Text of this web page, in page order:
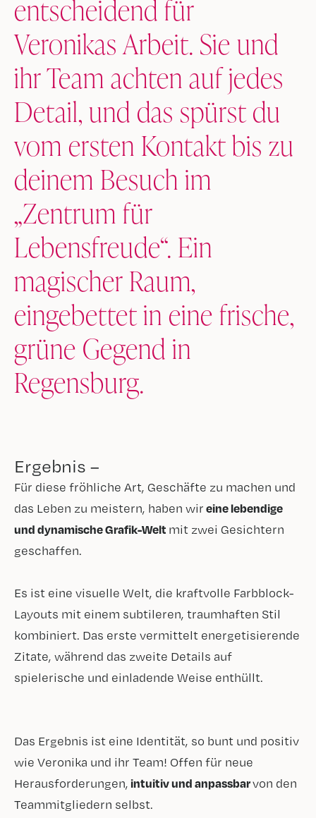
entscheidend für
Veronikas Arbeit. Sie und
ihr Team achten auf jedes
Detail, und das spürst du
vom ersten Kontakt bis zu
deinem Besuch im
„Zentrum für
Lebensfreude“. Ein
magischer Raum,
eingebettet in eine frische,
grüne Gegend in
Regensburg.
Ergebnis –
Für diese fröhliche Art, Geschäfte zu machen und
das Leben zu meistern, haben wireine lebendige
und dynamische Grafik-Welt mit zwei Gesichtern
geschaffen.
Es ist eine visuelle Welt, die kraftvolle Farbblock-
Layouts mit einem subtileren, traumhaften Stil
kombiniert. Das erste vermittelt energetisierende
Zitate, während das zweite Details auf
spielerische und einladende Weise enthüllt.
Das Ergebnis ist eine Identität, so bunt und positiv
wie Veronika und ihr Team! Offen für neue
Herausforderungen,intuitiv und anpassbarvon den
Teammitgliedern selbst.